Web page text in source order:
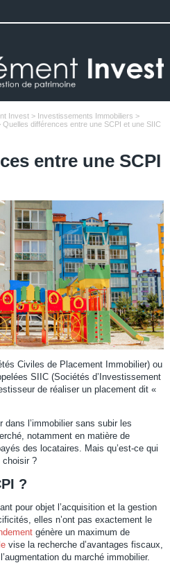
Invest> Investissements Immobiliers >
différences entre une SCPI et une SIIC
entre une SCPI
Civiles de Placement Immobilier) ou
SIIC (Sociétés d’Investissement
de réaliser un placement dit «
l’immobilier sans subir les
notamment en matière de
des locataires. Mais qu’est-ce qui
choisir ?
?
pour objet l’acquisition et la gestion
elles n’ont pas exactement le
génère un maximum de
vise la recherche d’avantages fiscaux,
du marché immobilier.